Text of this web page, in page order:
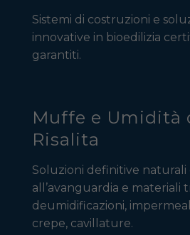
Sistemi di costruzioni e
innovative in bioedilizia
garantiti.
Muffe e Umidità
Risalita
Soluzioni definitive
all’avanguardia e materiali
deumidificazioni,
crepe, cavillature.